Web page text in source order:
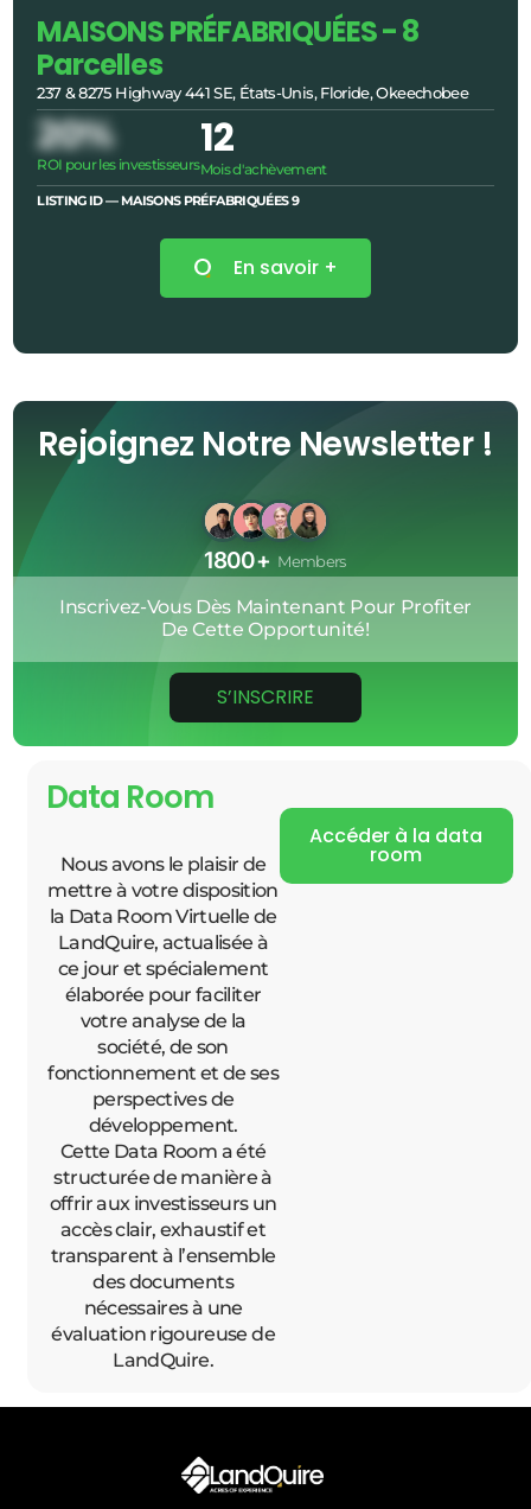
MAISONS PRÉFABRIQUÉES - 8
Parcelles
237 & 8275 Highway 441 SE, États-Unis, Floride, Okeechobee
20%
ROI pour les investisseurs
12
Mois d'achèvement
LISTING ID — MAISONS PRÉFABRIQUÉES9
En savoir +
Rejoignez Notre Newsletter !
1800+ Members
Inscrivez-Vous Dès Maintenant Pour Profiter
De Cette Opportunité!
S’INSCRIRE
Data Room
Nous avons le plaisir de
mettre à votre disposition
la Data Room Virtuelle de
LandQuire, actualisée à
ce jour et spécialement
élaborée pour faciliter
votre analyse de la
société, de son
fonctionnement et de ses
perspectives de
développement.
Cette Data Room a été
structurée de manière à
offrir aux investisseurs un
accès clair, exhaustif et
transparent à l’ensemble
des documents
nécessaires à une
évaluation rigoureuse de
LandQuire.
Accéder à la data
room